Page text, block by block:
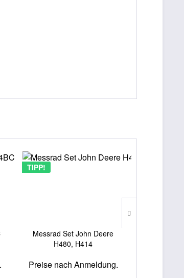
TIPP!
Messrad Set John Deere
H480, H414
Preise nach Anmeldung.